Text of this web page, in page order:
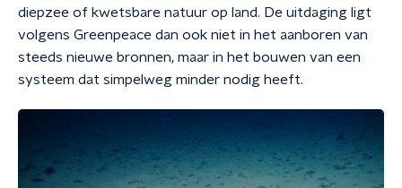
diepzee of kwetsbare natuur op land. De uitdaging ligt
volgens Greenpeace dan ook niet in het aanboren van
steeds nieuwe bronnen, maar in het bouwen van een
systeem dat simpelweg minder nodig heeft.